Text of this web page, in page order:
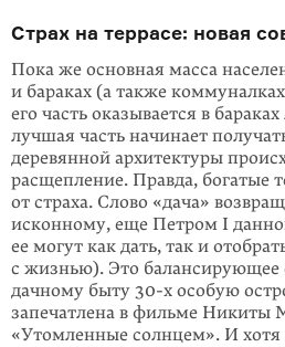
Страх на террасе: новая
Пока же основная масса
и бараках (а также
его часть оказывается в
лучшая часть начинает
деревянной архитектуры
расщепление. Правда, богатые
от страха. Слово «дача»
исконному, еще Петром I
ее могут как дать, так и
с жизнью). Это балансирующее
дачному быту 30-х особую
запечатлена в фильме Никиты
«Утомленные солнцем». И хотя